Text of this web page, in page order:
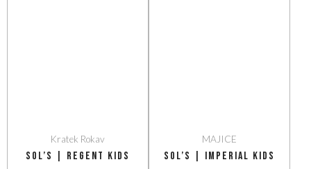
Kratek Rokav
SOL’S | Regent Kids
MAJICE
SOL’S | Imperial Kids